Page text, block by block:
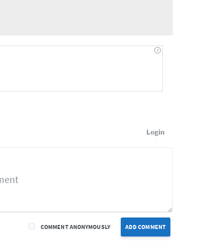
Login
ADD COMMENT
COMMENT ANONYMOUSLY